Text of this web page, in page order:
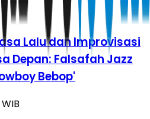
Lalu dan Improvisasi
Depan: Falsafah Jazz
Bebop'